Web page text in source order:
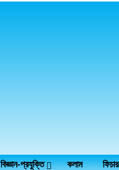
বিজ্ঞান-প্রযুক্তি কলাম ফিচার